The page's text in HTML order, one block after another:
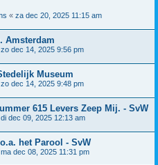
« za dec 20, 2025 11:15 am
Amsterdam
zo dec 14, 2025 9:56 pm
Museum
zo dec 14, 2025 9:48 pm
615 Levers Zeep Mij. - SvW
di dec 09, 2025 12:13 am
het Parool - SvW
ma dec 08, 2025 11:31 pm